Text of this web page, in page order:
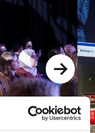
Next